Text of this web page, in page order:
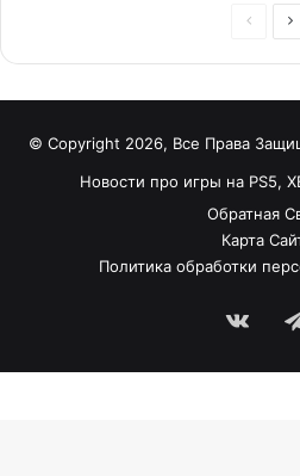
© Copyright 2026, Все Права
Новости про игры на PS5,
Обратная
Карта
Политика обработки